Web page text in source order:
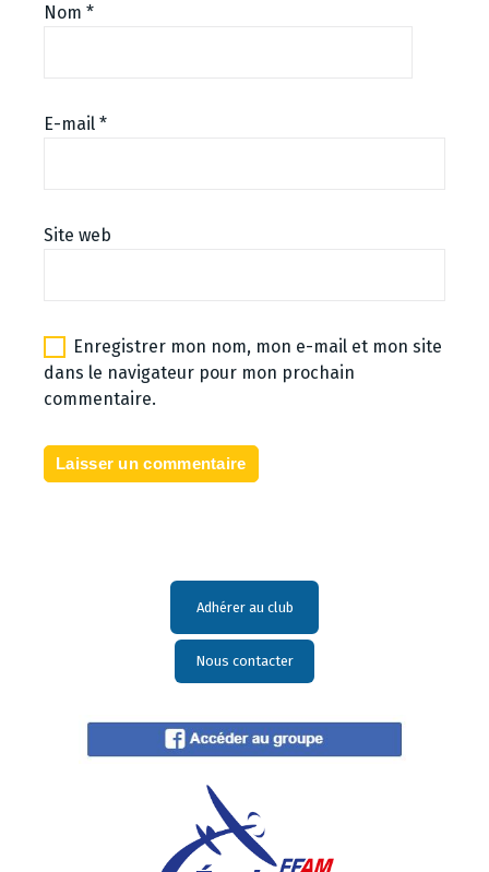
Nom *
E-mail *
Site web
Enregistrer mon nom, mon e-mail et mon site
dans le navigateur pour mon prochain
commentaire.
Adhérer au club
Nous contacter